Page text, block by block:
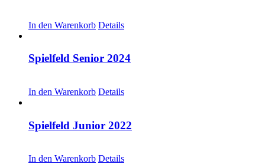
In den Warenkorb Details
Spielfeld Senior 2024
In den Warenkorb Details
Spielfeld Junior 2022
In den Warenkorb Details